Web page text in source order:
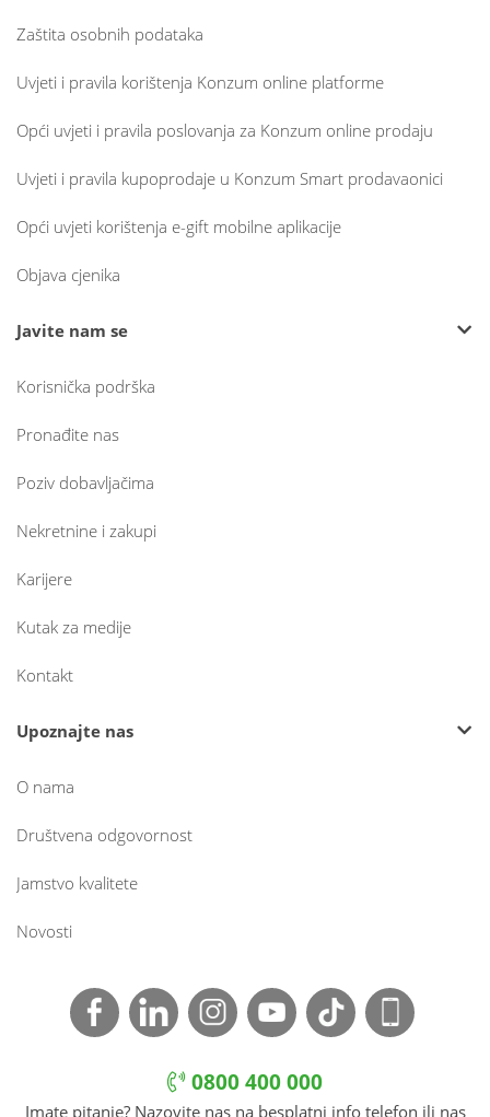
Zaštita osobnih podataka
Uvjeti i pravila korištenja Konzum online platforme
Opći uvjeti i pravila poslovanja za Konzum online prodaju
Uvjeti i pravila kupoprodaje u Konzum Smart prodavaonici
Opći uvjeti korištenja e-gift mobilne aplikacije
Objava cjenika
Javite nam se
Korisnička podrška
Pronađite nas
Poziv dobavljačima
Nekretnine i zakupi
Karijere
Kutak za medije
Kontakt
Upoznajte nas
O nama
Društvena odgovornost
Jamstvo kvalitete
Novosti
0800 400 000
Imate pitanje? Nazovite nas na besplatni info telefon ili nas